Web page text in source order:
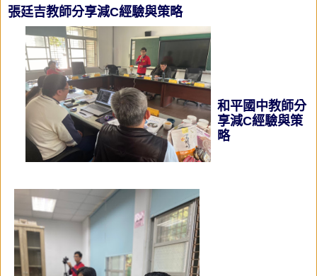
張廷吉教師分享減C經驗與策略
和平國中教師分
享減C經驗與策
略